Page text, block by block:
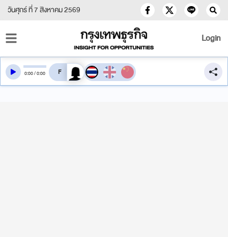
วันศุกร์ ที่ 7 สิงหาคม 2569
Login
0:00/0:00 สลับเสียงอ่าน